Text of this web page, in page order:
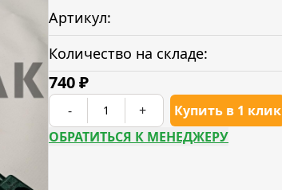
Артикул:
Количество на складе:
740₽
- + Купить в 1 клик
ОБРАТИТЬСЯ К МЕНЕДЖЕРУ